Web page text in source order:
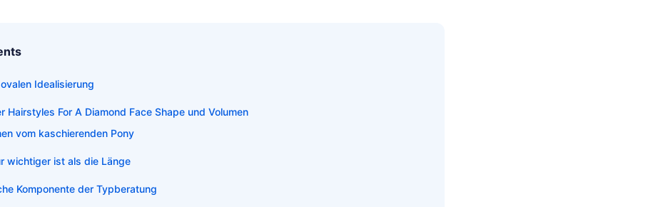
Idealisierung
Hairstyles For A Diamond Face Shape und Volumen
vom kaschierenden Pony
wichtiger ist als die Länge
Komponente der Typberatung